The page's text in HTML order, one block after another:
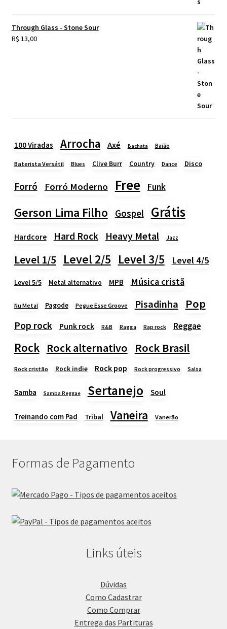
Through Glass - Stone Sour
R$ 13,00
100 Viradas Arrocha Axé Bachata Baião
Baterista Versátil Blues Clive Burr Country Dance Disco
Forró Forró Moderno Free Funk
Gerson Lima Filho Gospel Grátis
Hardcore Hard Rock Heavy Metal Jazz
Level 1/5 Level 2/5 Level 3/5 Level 4/5
Level 5/5 Metal alternativo MPB Música cristã
Nu Metal Pagode Pegue Esse Groove Pisadinha Pop
Pop rock Punk rock R&B Ragga Rap rock Reggae
Rock Rock alternativo Rock Brasil
Rock cristão Rock indie Rock pop Rock progressivo Salsa
Samba Samba Reggae Sertanejo Soul
Treinando com Pad Tribal Vaneira Vanerão
Formas de Pagamento
Links úteis
Dúvidas
Como Cadastrar
Como Comprar
Entrega das Partituras